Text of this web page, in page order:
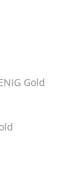
Gold